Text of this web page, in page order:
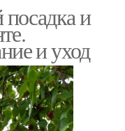
и
и уход